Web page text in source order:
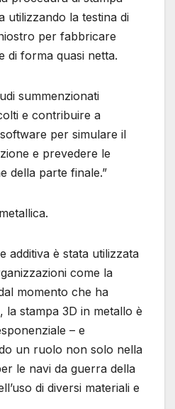
utilizzando la testina di
per fabbricare
di forma quasi netta.
summenzionati
e contribuire a
per simulare il
e prevedere le
della parte finale.”
additiva è stata utilizzata
come la
momento che ha
la stampa 3D in metallo è
– e
un ruolo non solo nella
le navi da guerra della
di diversi materiali e